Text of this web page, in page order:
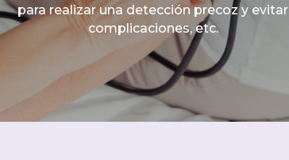
para realizar una detección precoz y evitar
complicaciones, etc.